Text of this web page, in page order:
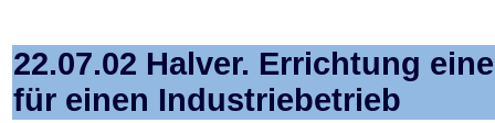
22.07.02 Halver. Errichtung
für einen Industriebetrieb